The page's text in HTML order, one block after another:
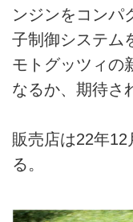
ンジンをコンパ
子制御システム
モトグッツィの
なるか、期待さ
販売店は22年
る。